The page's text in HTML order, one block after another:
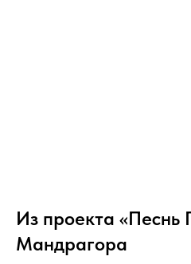
Из проекта «Песнь
Мандрагора